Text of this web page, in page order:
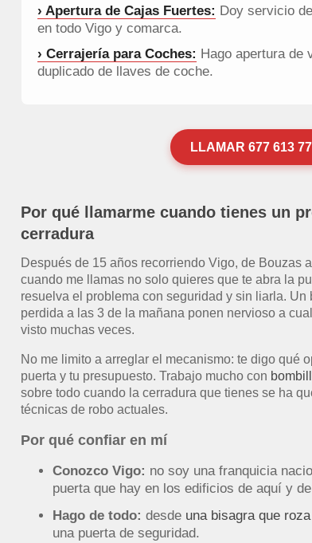
› Apertura de Cajas Fuertes: Doy servicio
en todo Vigo y comarca.
› Cerrajería para Coches: Hago apertura de
duplicado de llaves de coche.
LLAMAR 677 613
Por qué llamarme cuando tienes un
cerradura
Después de 15 años recorriendo Vigo, de Bouzas
cuando me llamas no solo quieres que te abra la
resuelva el problema con seguridad y sin liarla.
perdida a las 3 de la mañana ponen nervioso a
visto muchas veces.
No me limito a arreglar el mecanismo: te digo qué
puerta y tu presupuesto. Trabajo mucho con
sobre todo cuando la cerradura que tienes se ha
técnicas de robo actuales.
Por qué confiar en mí
Conozco Vigo: no soy una franquicia
puerta que hay en los edificios de aquí y
Hago de todo: desde una bisagra que roza
una puerta de seguridad.